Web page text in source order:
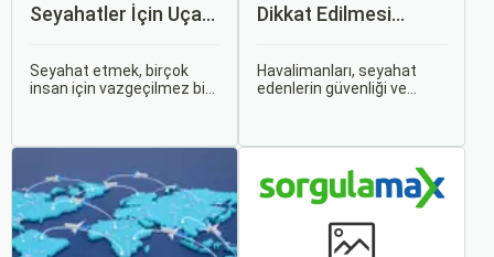
Seyahatler İçin Uçak
Seyahat etmek, birçok
insan için vazgeçilmez bir
biriktirmek için seyahat
etmek harika bir yoldur.
Dikkat Edilmesi
Havalimanları, seyahat
edenlerin güvenliği ve
edilmesi gereken önemli
noktaları, güvenlik
kontrollerini ve bekleme
süreleri hakkında ipuçlarını
detaylı bir şekilde ele